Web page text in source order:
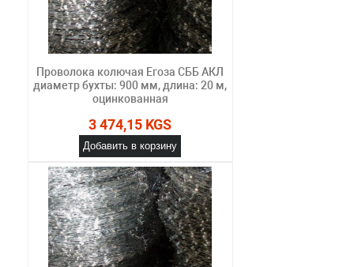
Проволока колючая Егоза СББ АКЛ
диаметр бухты: 900 мм, длина: 20 м,
оцинкованная
3 474,15 KGS
Добавить в корзину